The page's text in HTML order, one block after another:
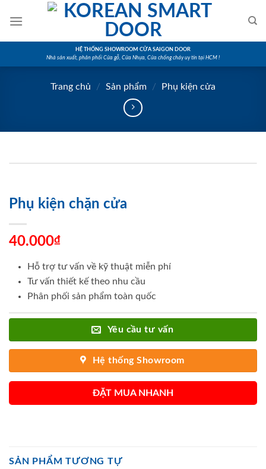
HỆ THỐNG SHOWROOM CỬA SAIGON DOOR
Nhà sản xuất, phân phối Cửa gỗ, Cửa Nhựa, Cửa chống cháy uy tín tại HCM !
Trang chủ / Sản phẩm / Phụ kiện cửa
Phụ kiện chặn cửa
40.000₫
Hỗ trợ tư vấn về kỹ thuật miễn phí
Tư vấn thiết kế theo nhu cầu
Phân phối sản phẩm toàn quốc
Yêu cầu tư vấn
Hệ thống Showroom
ĐẶT MUA NHANH
SẢN PHẨM TƯƠNG TỰ